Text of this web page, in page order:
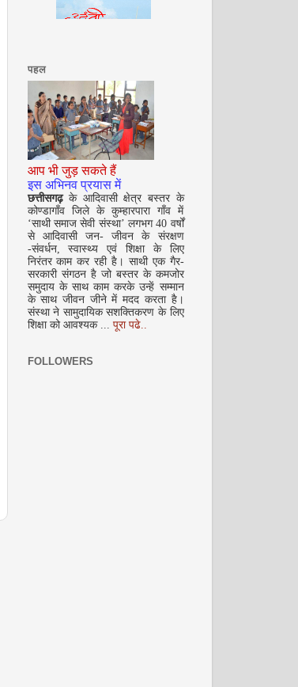
सितम्बर 2008
अक्टूबर 2008
पहल
आप भी जुड़ सकते हैं
इस अभिनव प्रयास में
छत्तीसगढ़के आदिवासी क्षेत्र बस्तर के
कोण्डागाँव जिले के कुम्हारपारा गाँव में
‘साथी समाज सेवी संस्था’ लगभग 40 वर्षों
से आदिवासी जन- जीवन के संरक्षण
-संवर्धन, स्वास्थ्य एवं शिक्षा के लिए
निरंतर काम कर रही है। साथी एक गैर-
सरकारी संगठन है जो बस्तर के कमजोर
समुदाय के साथ काम करके उन्हें सम्मान
के साथ जीवन जीने में मदद करता है।
संस्था ने सामुदायिक सशक्तिकरण के लिए
शिक्षा को आवश्यक ... पूरा पढे..
FOLLOWERS